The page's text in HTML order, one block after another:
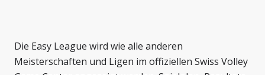
Die Easy League wird wie alle anderen
Meisterschaften und Ligen im offiziellen Swiss Volley